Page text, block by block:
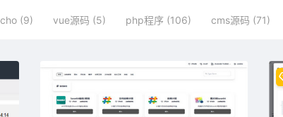
(9) vue源码 (5) php程序 (106) cms源码 (71)